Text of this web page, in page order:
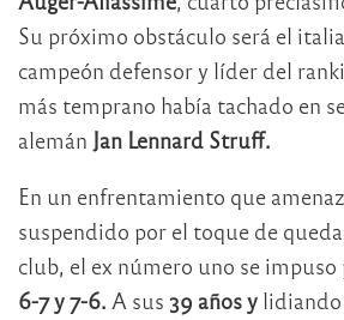
Su próximo obstáculo será el
campeón defensor y líder del
más temprano había tachado en
alemán Jan Lennard Struff.
En un enfrentamiento que
suspendido por el toque de
club, el ex número uno se impuso
6-7 y 7-6. A sus 39 años y lidiando